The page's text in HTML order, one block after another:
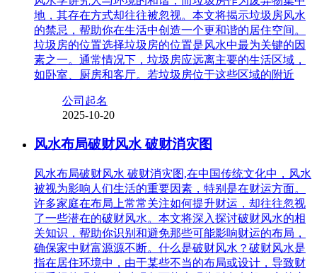
地，其存在方式却往往被忽视。本文将揭示垃圾房风水
的禁忌，帮助你在生活中创造一个更和谐的居住空间。
垃圾房的位置选择垃圾房的位置是风水中最为关键的因
素之一。通常情况下，垃圾房应远离主要的生活区域，
如卧室、厨房和客厅。若垃圾房位于这些区域的附近
公司起名
2025-10-20
风水布局破财风水 破财消灾图
风水布局破财风水 破财消灾图,在中国传统文化中，风水
被视为影响人们生活的重要因素，特别是在财运方面。
许多家庭在布局上常常关注如何提升财运，却往往忽视
了一些潜在的破财风水。本文将深入探讨破财风水的相
关知识，帮助你识别和避免那些可能影响财运的布局，
确保家中财富源源不断。什么是破财风水？破财风水是
指在居住环境中，由于某些不当的布局或设计，导致财